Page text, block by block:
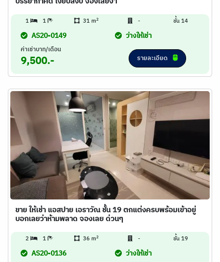
1 1 31 m2 - ชั้น 14
AS20-0149 ว่างให้เช่า
ค่าเช่าบาท/เดือน
9,500.- รายละเอียด
ขาย ให้เช่า แอสปาย เอราวัณ ชั้น 19 ตกแต่งครบพร้อมเข้าอยู่
บอกเลยว่าห้ามพลาด จองเลย ด่วนๆ
2 1 36 m2 - ชั้น 19
AS20-0136 ว่างให้เช่า